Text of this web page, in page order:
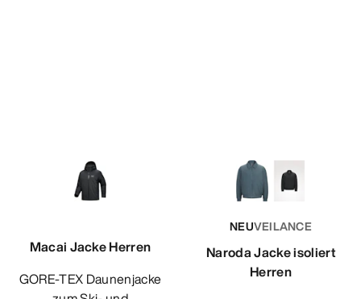
Macai Jacke Herren
GORE-TEX Daunenjacke
NEUVEILANCE
Naroda Jacke isoliert
Herren